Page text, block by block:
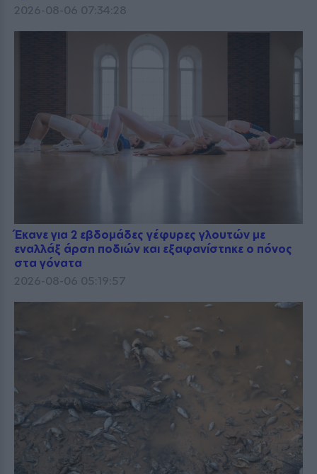
2026-08-06 07:34:28
Έκανε για 2 εβδομάδες γέφυρες γλουτών με
εναλλάξ άρση ποδιών και εξαφανίστηκε ο πόνος
στα γόνατα
2026-08-06 05:19:57